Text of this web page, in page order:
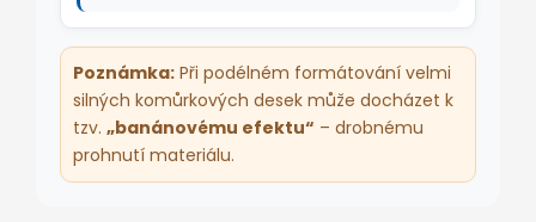
Poznámka: Při podélném formátování velmi
silných komůrkových desek může docházet k
tzv. „banánovému efektu“ – drobnému
prohnutí materiálu.